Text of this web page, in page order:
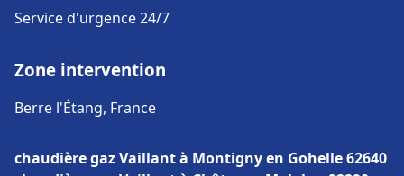
Service d'urgence 24/7
Zone intervention
Berre l'Étang, France
chaudière gaz Vaillant à Montigny en Gohelle 62640